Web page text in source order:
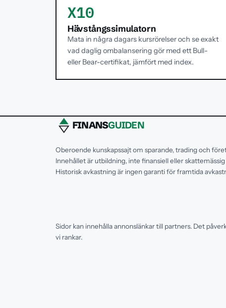
X10
Hävstångssimulatorn
Mata in några dagars kursrörelser och se exakt
vad daglig ombalansering gör med ett Bull-
eller Bear-certifikat, jämfört med index.
FINANSGUIDEN
Oberoende kunskapssajt om sparande, trading och
Innehållet är utbildning, inte finansiell eller
Historisk avkastning är ingen garanti för framtida
Sidor kan innehålla annonslänkar till partners. Det
vi rankar.